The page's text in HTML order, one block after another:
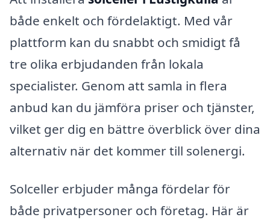
både enkelt och fördelaktigt. Med vår
plattform kan du snabbt och smidigt få
tre olika erbjudanden från lokala
specialister. Genom att samla in flera
anbud kan du jämföra priser och tjänster,
vilket ger dig en bättre överblick över dina
alternativ när det kommer till solenergi.
Solceller erbjuder många fördelar för
både privatpersoner och företag. Här är